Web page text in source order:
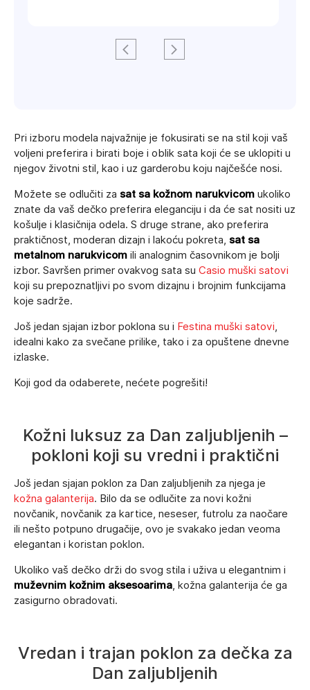
Pri izboru modela najvažnije je fokusirati se na stil koji vaš
voljeni preferira i birati boje i oblik sata koji će se uklopiti u
njegov životni stil, kao i uz garderobu koju najčešće nosi.
Možete se odlučiti za sat sa kožnom narukvicom ukoliko
znate da vaš dečko preferira eleganciju i da će sat nositi uz
košulje i klasičnija odela. S druge strane, ako preferira
praktičnost, moderan dizajn i lakoću pokreta, sat sa
metalnom narukvicom ili analognim časovnikom je bolji
izbor. Savršen primer ovakvog sata su Casio muški satovi
koji su prepoznatljivi po svom dizajnu i brojnim funkcijama
koje sadrže.
Još jedan sjajan izbor poklona su i Festina muški satovi,
idealni kako za svečane prilike, tako i za opuštene dnevne
izlaske.
Koji god da odaberete, nećete pogrešiti!
Kožni luksuz za Dan zaljubljenih –
pokloni koji su vredni i praktični
Još jedan sjajan poklon za Dan zaljubljenih za njega je
kožna galanterija. Bilo da se odlučite za novi kožni
novčanik, novčanik za kartice, neseser, futrolu za naočare
ili nešto potpuno drugačije, ovo je svakako jedan veoma
elegantan i koristan poklon.
Ukoliko vaš dečko drži do svog stila i uživa u elegantnim i
muževnim kožnim aksesoarima, kožna galanterija će ga
zasigurno obradovati.
Vredan i trajan poklon za dečka za
Dan zaljubljenih